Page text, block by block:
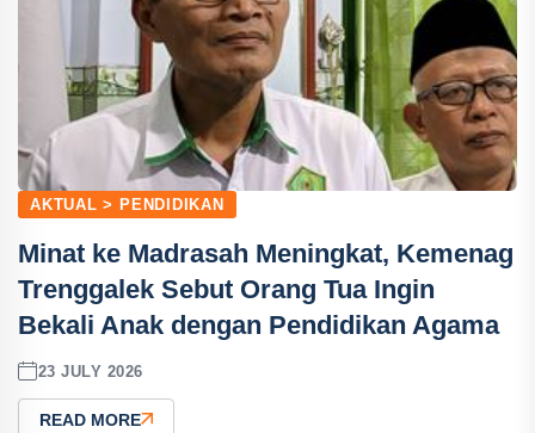
AKTUAL > PENDIDIKAN
Minat ke Madrasah Meningkat, Kemenag
Trenggalek Sebut Orang Tua Ingin
Bekali Anak dengan Pendidikan Agama
23 JULY 2026
READ MORE